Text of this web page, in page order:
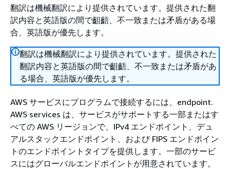
翻訳は機械翻訳により提供されています。提供された翻
訳内容と英語版の間で齟齬、不一致または矛盾がある場
合、英語版が優先します。
翻訳は機械翻訳により提供されています。提供された
翻訳内容と英語版の間で齟齬、不一致または矛盾があ
る場合、英語版が優先します。
AWS サービスにプログラムで接続するには、endpoint.
AWS services は、サービスがサポートする一部またはす
べての AWS リージョンで、IPv4 エンドポイント、デュ
アルスタックエンドポイント、および FIPS エンドポイン
トのエンドポイントタイプを提供します。一部のサービ
スにはグローバルエンドポイントが用意されています。